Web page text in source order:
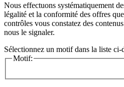
Nous effectuons systématiquement
légalité et la conformité des offres
contrôles vous constatez des
nous le signaler.
Sélectionnez un motif dans la liste ci-
Motif: